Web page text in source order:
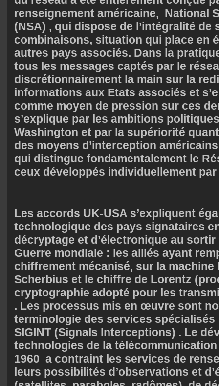
renseignement américaine, National
(NSA) , qui dispose de l’intégralité de
combinaisons, situation qui place en
autres pays associés. Dans la
tous les messages captés par le
discrétionnairement la main sur la
informations aux Etats associés et
comme moyen de pression sur ces
s’explique par les ambitions
Washington et par la supériorité
des moyens d’interception
qui distingue fondamentalement le
ceux développés individuellement
Les accords UK-USA s’expliquent
technologique des pays signataires
décryptage et d’électronique au sortir
Guerre mondiale : les alliés ayant
chiffrement mécanisé, sur la machine
Scherbius et le chiffre de Lorentz
cryptographie adopté pour les
. Les processus mis en œuvre sont
terminologie des services spécialisés
SIGINT (Signals Interceptions) . Le
technologies de la
1960 a contraint les services de
leurs possibilités d’observations et